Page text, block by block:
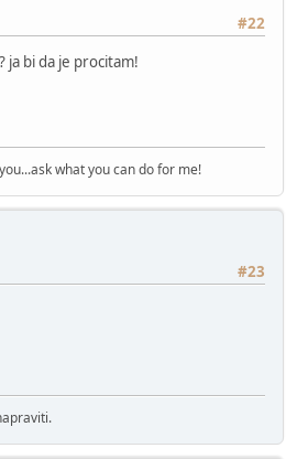
#22
ja bi da je procitam!
what you can do for me!
#23